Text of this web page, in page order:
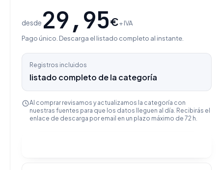
desde 29,95€+ IVA
Pago único. Descarga el listado completo al instante.
Registros incluidos
listado completo de la categoría
Al comprar revisamos y actualizamos la categoría con
nuestras fuentes para que los datos lleguen al día. Recibirás el
enlace de descarga por email en un plazo máximo de 72 h.